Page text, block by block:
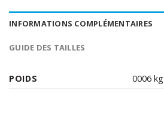
INFORMATIONS COMPLÉMENTAIRES
GUIDE DES TAILLES
POIDS 0006 kg